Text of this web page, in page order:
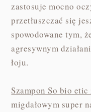
zastosuje mocno
przetłuszczać się
spowodowane tym,
agresywnym
łoju.
Szampon So bio
migdałowym super